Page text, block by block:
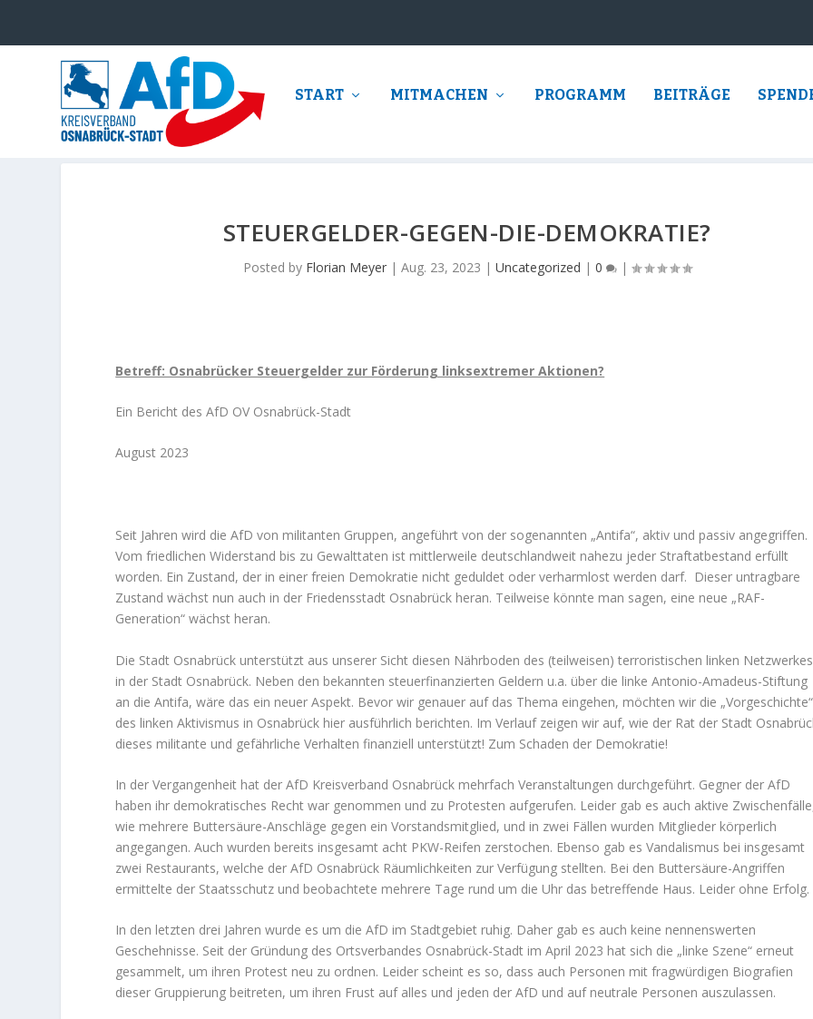
START MITMACHEN PROGRAMM BEITRÄGE
STEUERGELDER-GEGEN-DIE-DEMOKRATIE?
Posted by Florian Meyer| Aug. 23, 2023 | Uncategorized | 0 |
Betreff: Osnabrücker Steuergelder zur Förderung linksextremer Aktionen?
Ein Bericht des AfD OV Osnabrück-Stadt
August 2023
Seit Jahren wird die AfD von militanten Gruppen, angeführt von der sogenannten „Antifa“, aktiv und passiv angegriffen.
Vom friedlichen Widerstand bis zu Gewalttaten ist mittlerweile deutschlandweit nahezu jeder Straftatbestand erfüllt
worden. Ein Zustand, der in einer freien Demokratie nicht geduldet oder verharmlost werden darf. Dieser untragbare
Zustand wächst nun auch in der Friedensstadt Osnabrück heran. Teilweise könnte man sagen, eine neue „RAF-
Generation“ wächst heran.
Die Stadt Osnabrück unterstützt aus unserer Sicht diesen Nährboden des (teilweisen) terroristischen linken Netzwerkes
in der Stadt Osnabrück. Neben den bekannten steuerfinanzierten Geldern u.a. über die linke Antonio-Amadeus-Stiftung
an die Antifa, wäre das ein neuer Aspekt. Bevor wir genauer auf das Thema eingehen, möchten wir die „Vorgeschichte“
des linken Aktivismus in Osnabrück hier ausführlich berichten. Im Verlauf zeigen wir auf, wie der Rat der Stadt
dieses militante und gefährliche Verhalten finanziell unterstützt! Zum Schaden der Demokratie!
In der Vergangenheit hat der AfD Kreisverband Osnabrück mehrfach Veranstaltungen durchgeführt. Gegner der AfD
haben ihr demokratisches Recht war genommen und zu Protesten aufgerufen. Leider gab es auch aktive
wie mehrere Buttersäure-Anschläge gegen ein Vorstandsmitglied, und in zwei Fällen wurden Mitglieder körperlich
angegangen. Auch wurden bereits insgesamt acht PKW-Reifen zerstochen. Ebenso gab es Vandalismus bei insgesamt
zwei Restaurants, welche der AfD Osnabrück Räumlichkeiten zur Verfügung stellten. Bei den Buttersäure-Angriffen
ermittelte der Staatsschutz und beobachtete mehrere Tage rund um die Uhr das betreffende Haus. Leider ohne Erfolg.
In den letzten drei Jahren wurde es um die AfD im Stadtgebiet ruhig. Daher gab es auch keine nennenswerten
Geschehnisse. Seit der Gründung des Ortsverbandes Osnabrück-Stadt im April 2023 hat sich die „linke Szene“ erneut
gesammelt, um ihren Protest neu zu ordnen. Leider scheint es so, dass auch Personen mit fragwürdigen Biografien
dieser Gruppierung beitreten, um ihren Frust auf alles und jeden der AfD und auf neutrale Personen auszulassen.